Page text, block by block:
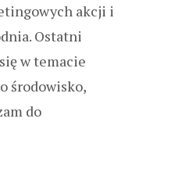
akcji i
Ostatni
w temacie
środowisko,
do